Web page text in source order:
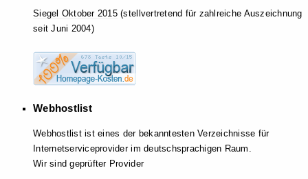
Siegel Oktober 2015(stellvertretend für zahlreiche Auszeichnung
seit Juni 2004)
Webhostlist
Webhostlist ist eines der bekanntesten Verzeichnisse für
Internetserviceprovider im deutschsprachigen Raum.
Wir sind geprüfter Provider